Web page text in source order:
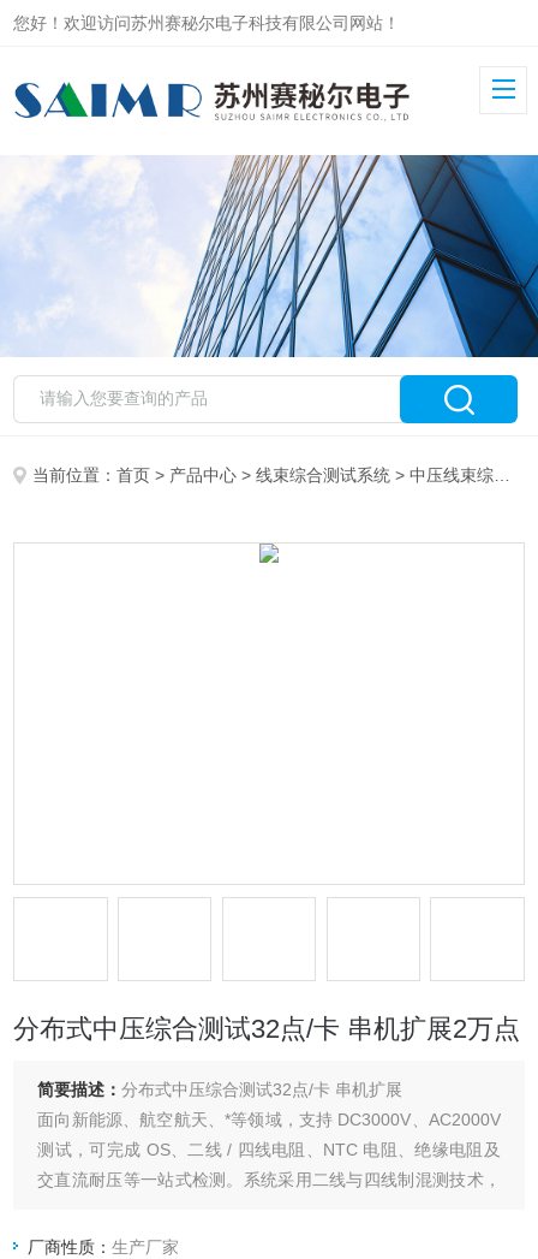
您好！欢迎访问苏州赛秘尔电子科技有限公司网站！
当前位置：首页 > 产品中心 >线束综合测试系统 >中压线束综合测试系统
分布式中压综合测试32点/卡 串机扩展2万点
简要描述：分布式中压综合测试32点/卡 串机扩展
面向新能源、航空航天、*等领域，支持 DC3000V、AC2000V
测试，可完成 OS、二线 / 四线电阻、NTC 电阻、绝缘电阻及
交直流耐压等一站式检测。系统采用二线与四线制混测技术，
度与高效率。其分布式结构支持32点/测试卡，串机可扩展至2
厂商性质：生产厂家